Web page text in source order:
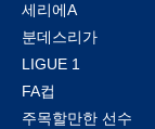
세리에A
분데스리가
LIGUE 1
FA컵
주목할만한 선수